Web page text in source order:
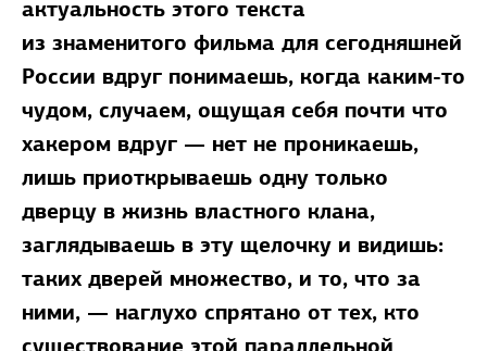
актуальность этого текста
из знаменитого фильма для сегодняшней
России вдруг понимаешь, когда каким-то
чудом, случаем, ощущая себя почти что
хакером вдруг — нет не проникаешь,
лишь приоткрываешь одну только
дверцу в жизнь властного клана,
заглядываешь в эту щелочку и видишь:
таких дверей множество, и то, что за
ними, — наглухо спрятано от тех, кто